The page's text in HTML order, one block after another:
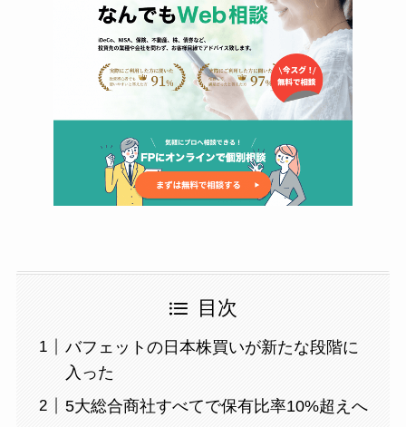
目次
バフェットの日本株買いが新たな段階に
入った
5大総合商社すべてで保有比率10%超えへ